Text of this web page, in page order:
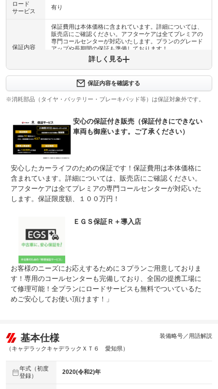
ロード
サービス
有り
保証内容
保証費用は本体価格に含まれています。詳細については、
販売店にご確認ください。アフターケアは全てプレミアの
専門コールセンターが対応いたします。プランのグレード
アップや長期間の保証も準備しております！
保証項目
シリンダーヘッド・ＥＣＵ・ラジエーター・酸素センサ
ー・触媒などのエンジン機構、Ｍ／Ｔ、Ａ／Ｔ、ＣＶＴ内
修理回数 無制限
上限金額
車両本体価格
一律で税込１００万円まで
免責金 無し
保証修理
受付先
保証会社提携の全国約５０００カ所の工場にて修理可能！
ロードサービス（一部プラン除く）もついているので、遠
整備無 車両状態については販売店にご確認ください
法定整備
について
-
詳しく見る
保証内容を確認する
※消耗部品（タイヤ・バッテリー・ブレーキパッド等）は保証対象外です。
安心の保証付き販売（保証付きにできない
車両も御座います。ご了承ください）
安心したカーライフのための保証です！保証費用は本体価格に
含まれています。詳細については、販売店にご確認ください。
アフターケアは全てプレミアの専門コールセンターが対応いた
します。保証限度額、１００万円！
ＥＧＳ保証Ｒ＋導入店
お客様のニーズにお応えするために３プランご用意しておりま
す！専用のコールセンターも完備しており、全国の提携工場に
て修理可能！全プランにロードサービスも無料でついているた
めご安心してお使い頂けます！」
基本仕様
（キャデラックキャデラックＸＴ６ 愛知県）
装備略号／用語解説
年式（初度
登録）
2020(令和2)年